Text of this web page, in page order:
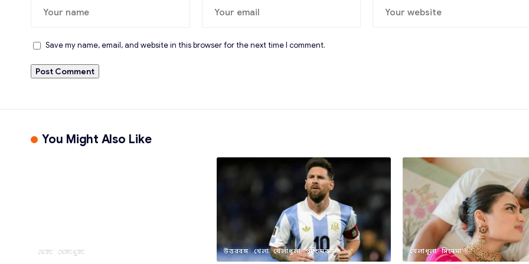
Save my name, email, and website in this browser for the next time I comment.
You Might Also Like
খেলা খেলাধূলা উত্তরবঙ্গ খেলা খেলাধূলা পশ্চিমবঙ্গ খেলাধূলা সিনেমা